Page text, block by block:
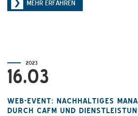
MEHR ERFAHREN
2023
16.03
WEB-EVENT: NACHHALTIGES
DURCH CAFM UND